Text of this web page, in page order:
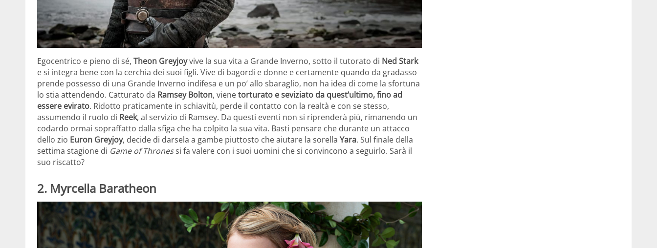
Egocentrico e pieno di sé, Theon Greyjoyvive la sua vita a Grande Inverno, sotto il tutorato di Ned Stark
e si integra bene con la cerchia dei suoi figli. Vive di bagordi e donne e certamente quando da gradasso
prende possesso di una Grande Inverno indifesa e un po’ allo sbaraglio, non ha idea di come la sfortuna
lo stia attendendo. Catturato da Ramsey Bolton, vienetorturato e seviziato da quest’ultimo, fino ad
essere evirato. Ridotto praticamente in schiavitù, perde il contatto con la realtà e con se stesso,
assumendo il ruolo di Reek, al servizio di Ramsey. Da questi eventi non si riprenderà più, rimanendo un
codardo ormai sopraffatto dalla sfiga che ha colpito la sua vita. Basti pensare che durante un attacco
dello zio Euron Greyjoy, decide di darsela a gambe piuttosto che aiutare la sorella Yara. Sul finale della
settima stagione di Game of Thronessi fa valere con i suoi uomini che si convincono a seguirlo. Sarà il
suo riscatto?
2. Myrcella Baratheon